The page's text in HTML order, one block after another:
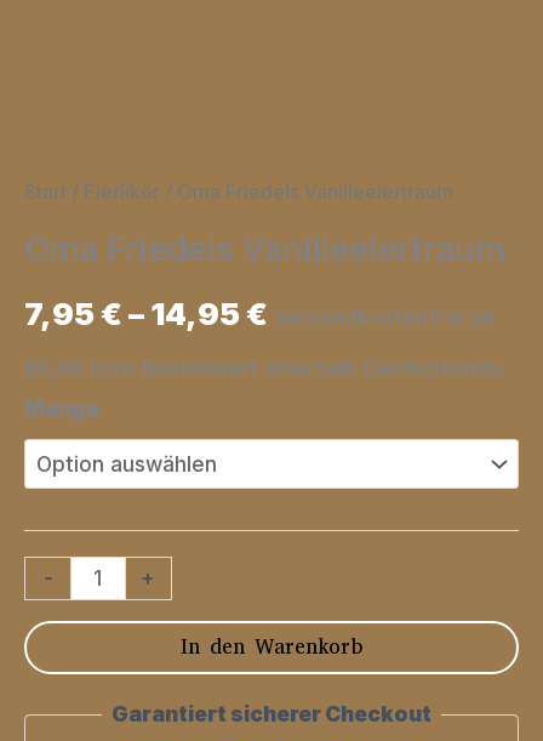
Start / Eierlikör / Oma Friedels Vanilleeiertraum
Oma Friedels Vanilleeiertraum
7,95€–14,95€ Versandkostenfrei ab
80,00 Euro Bestellwert innerhalb Deutschlands.
Menge
-
Oma
Vanilleeiertraum
+
In den Warenkorb
Garantiert sicherer Checkout